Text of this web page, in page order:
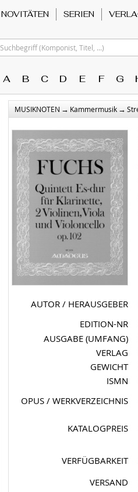
NOVITÄTEN SERIEN
Suchbegriff (Komponist, Titel, ...)
A B C D E F G
MUSIKNOTEN → Kammermusik →
AUTOR / HERAUSGEBER
EDITION-NR
AUSGABE (UMFANG)
VERLAG
GEWICHT
ISMN
OPUS / WERKVERZEICHNIS
KATALOGPREIS
VERFÜGBARKEIT
VERSAND